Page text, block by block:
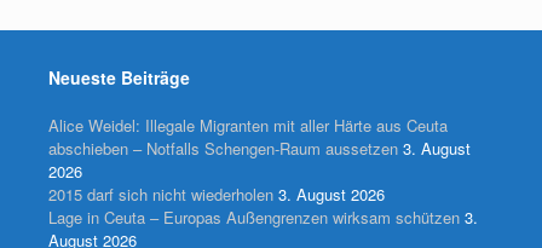
Neueste Beiträge
Alice Weidel: Illegale Migranten mit aller Härte aus Ceuta
abschieben – Notfalls Schengen-Raum aussetzen 3. August
2026
2015 darf sich nicht wiederholen 3. August 2026
Lage in Ceuta – Europas Außengrenzen wirksam schützen 3.
August 2026